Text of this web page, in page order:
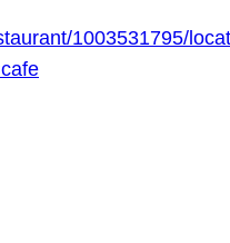
1003531795/